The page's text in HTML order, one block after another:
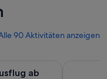
90 Aktivitäten anzeigen
ab